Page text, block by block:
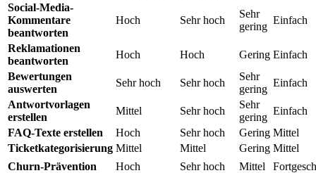
Social-Media-
Kommentare
beantworten
Hoch Sehr hoch
Sehr
gering
Einfach
Reklamationen
beantworten
Hoch Hoch Gering Einfach
Bewertungen
auswerten
Sehr hoch Sehr hoch
Sehr
gering
Einfach
Antwortvorlagen
erstellen
Mittel Sehr hoch
Sehr
gering
Einfach
FAQ-Texte erstellen
Hoch Sehr hoch Gering Mittel
Ticketkategorisierung Mittel Mittel Gering Mittel
Churn-Prävention
Hoch Sehr hoch Mittel